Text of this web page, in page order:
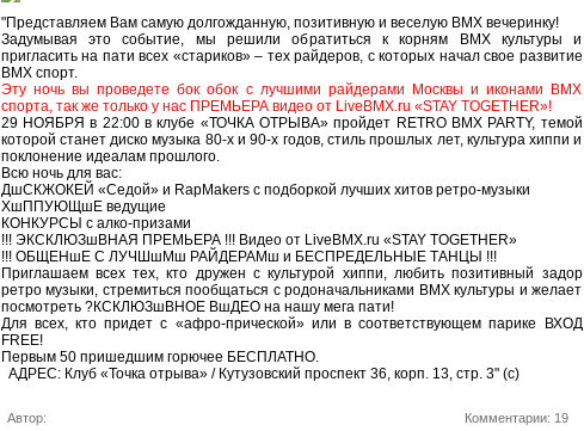
"Представляем Вам самую долгожданную, позитивную и веселую ВМХ вечеринку!
Задумывая это событие, мы решили обратиться к корням ВМХ культуры и
пригласить на пати всех «стариков» – тех райдеров, с которых начал свое развитие
ВМХ спорт.
Эту ночь вы проведете бок обок с лучшими райдерами Москвы и иконами ВМХ
спорта, так же только у нас ПРЕМЬЕРА видео от LiveBMX.ru «STAY TOGETHER»!
29 НОЯБРЯ в 22:00 в клубе «ТОЧКА ОТРЫВА» пройдет RETRO ВМХ PARTY, темой
которой станет диско музыка 80-х и 90-х годов, стиль прошлых лет, культура хиппи и
поклонение идеалам прошлого.
Всю ночь для вас:
ДшСКЖОКЕЙ «Седой» и RapMakers с подборкой лучших хитов ретро-музыки
ХшППУЮЩшЕ ведущие
КОНКУРСЫ с алко-призами
!!! ЭКСКЛЮЗшВНАЯ ПРЕМЬЕРА !!! Видео от LiveBMX.ru «STAY TOGETHER»
!!! ОБЩЕНшЕ С ЛУЧШшМш РАЙДЕРАМш и БЕСПРЕДЕЛЬНЫЕ ТАНЦЫ !!!
Приглашаем всех тех, кто дружен с культурой хиппи, любить позитивный задор
ретро музыки, стремиться пообщаться с родоначальниками ВМХ культуры и желает
посмотреть ?­КСКЛЮЗшВНОЕ ВшДЕО на нашу мега пати!
Для всех, кто придет с «афро-прической» или в соответствующем парике ВХОД
FREE!
Первым 50 пришедшим горючее БЕСПЛАТНО.
АДРЕС: Клуб «Точка отрыва» / Кутузовский проспект 36, корп. 13, стр. 3" (с)
Автор:
Комментарии: 19